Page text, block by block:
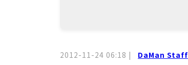
2012-11-24 06:18 | DaMan Staff